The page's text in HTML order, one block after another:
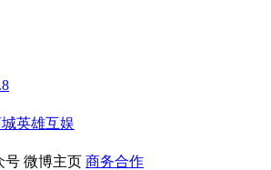
英雄互娱
号 微博主页 商务合作